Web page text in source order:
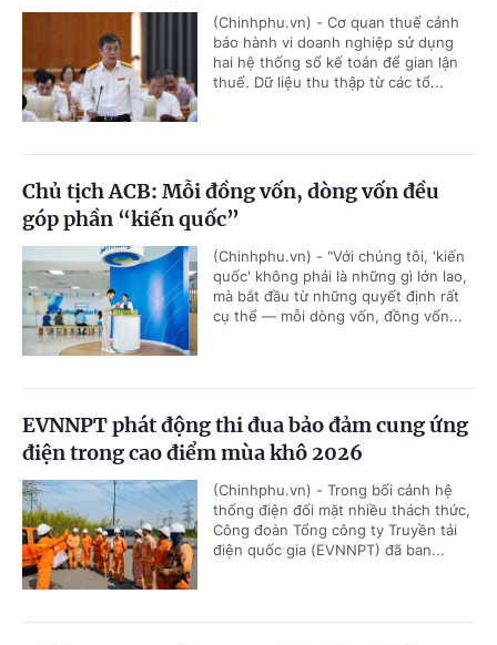
(Chinhphu.vn) - Cơ quan thuế cảnh
báo hành vi doanh nghiệp sử dụng
hai hệ thống sổ kế toán để gian lận
thuế. Dữ liệu thu thập từ các tổ...
Chủ tịch ACB: Mỗi đồng vốn, dòng vốn đều
góp phần “kiến quốc”
(Chinhphu.vn) - "Với chúng tôi, 'kiến
quốc' không phải là những gì lớn lao,
mà bắt đầu từ những quyết định rất
cụ thể — mỗi dòng vốn, đồng vốn...
EVNNPT phát động thi đua bảo đảm cung ứng
điện trong cao điểm mùa khô 2026
(Chinhphu.vn) - Trong bối cảnh hệ
thống điện đối mặt nhiều thách thức,
Công đoàn Tổng công ty Truyền tải
điện quốc gia (EVNNPT) đã ban...